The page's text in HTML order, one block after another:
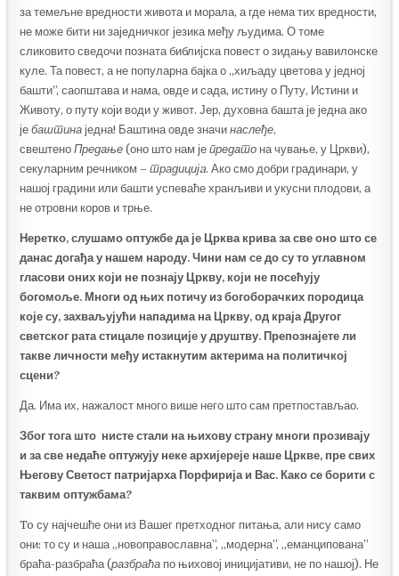
за темељне вредности живота и морала, а где нема тих вредности,
не може бити ни заједничког језика међу људима. О томе
сликовито сведочи позната библијска повест о зидању вавилонске
куле. Та повест, а не популарна бајка о „хиљаду цветова у једној
башти”, саопштава и нама, овде и сада, истину о Путу, Истини и
Животу, о путу који води у живот. Јер, духовна башта је једна ако
јебаштина једна! Баштина овде значинаслеђе,
свештеноПредање (оно што нам јепредато на чување, у Цркви),
секуларним речником –традицијa. Ако смо добри градинари, у
нашој градини или башти успеваће хранљиви и укусни плодови, а
не отровни коров и трње.
Неретко, слушамо оптужбе да је Црква крива за све оно што се
данас догађа у нашем народу. Чини нам се до су то углавном
гласови оних који не познају Цркву, који не посећују
богомоље. Многи од њих потичу из богоборачких породица
које су, захваљујући нападима на Цркву, од краја Другог
светског рата стицале позиције у друштву. Препознајете ли
такве личности међу истакнутим актерима на политичкој
сцени?
Да. Има их, нажалост много више него што сам претпостављао.
Због тога што нисте стали на њихову страну многи прозивају
и за све недаће оптужују неке архијереје наше Цркве, пре свих
Његову Светост патријарха Порфирија и Вас. Како се борити с
таквим оптужбама?
To су најчешће они из Вашег претходног питања, али нису само
они: то су и наша „новоправославна”, „модерна”, „еманципована”
браћа-разбраћа (разбраћа по њиховој иницијативи, не по нашој). Не